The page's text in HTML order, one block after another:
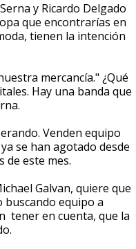
y Ricardo Delgado
que encontrarías en
tienen la intención
mercancía." ¿Qué
Hay una banda que
Venden equipo
se han agotado desde
este mes.
Galvan, quiere que
buscando equipo a
tener en cuenta, que la